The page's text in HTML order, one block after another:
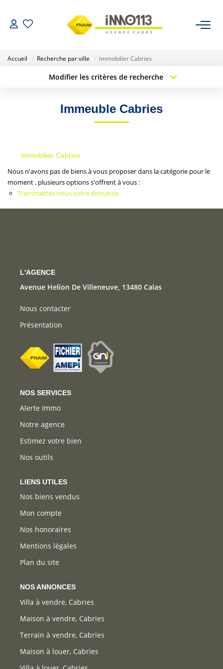
LOUER
NOTRE AGENCE
ESTIMER
CALCULETTES FINANCIÈRES
Accueil Recherche par ville immobilier Cabries
Modifier les critères de recherche
Créer une alerte
Immeuble Cabries
Immobilier Cabries
Nous n'avons pas de biens à vous proposer dans la catégorie pour le
moment , plusieurs options s'offrent à vous :
Transmettez-nous votre demande
L'AGENCE
Avenue Helion De Villeneuve, 13480 Calas
Nous contacter
Présentation
NOS SERVICES
Alerte Immo
Notre agence
Estimez votre bien
Nos outils
LIENS UTILES
Nos biens vendus
Mon compte
Nos honoraires
Mentions légales
Plan du site
NOS ANNONCES
Villa à vendre, Cabries
Maison à vendre, Cabries
Terrain à vendre, Cabries
Maison à louer, Cabries